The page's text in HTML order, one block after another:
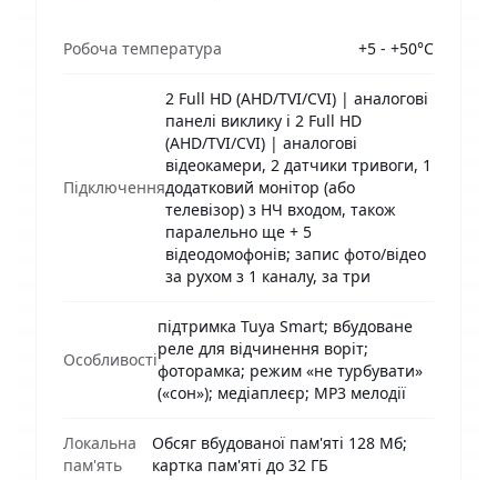
Робоча температура +5 - +50°C
Підключення
2 Full HD (AHD/TVI/CVI) | аналогові
панелі виклику і 2 Full HD
(AHD/TVI/CVI) | аналогові
відеокамери, 2 датчики тривоги, 1
додатковий монітор (або
телевізор) з НЧ входом, також
паралельно ще + 5
відеодомофонів; запис фото/відео
за рухом з 1 каналу, за три
Особливості
підтримка Tuya Smart; вбудоване
реле для відчинення воріт;
фоторамка; режим «не турбувати»
(«сон»); медіаплеєр; MP3 мелодії
Локальна
пам'ять
Обсяг вбудованої пам'яті 128 Мб;
картка пам'яті до 32 ГБ